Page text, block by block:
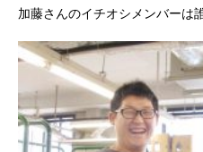
加藤さんのイチオシメンバーは